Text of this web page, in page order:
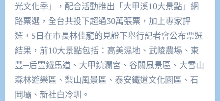
光文化季」，配合活動推出「大甲溪10大景點」網
路票選，全台共投下超過30萬張票，加上專家評
選， 5日在市長林佳龍的見證下舉行記者會公布票選
結果，前10大景點包括：高美濕地、武陵農場、東
豐─后豐鐵馬道、大甲鎮瀾宮、谷關風景區、大雪山
森林遊樂區、梨山風景區、泰安鐵道文化園區、石
岡壩、新社白冷圳。